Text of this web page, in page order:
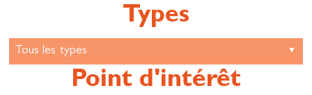
Types
Point d'intérêt